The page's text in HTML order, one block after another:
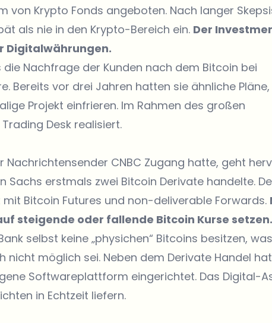
von Krypto Fonds angeboten. Nach langer
als nie in den Krypto-Bereich ein. Der
Digitalwährungen.
Nachfrage der Kunden nach dem Bitcoin bei
Bereits vor drei Jahren hatten sie ähnliche
Projekt einfrieren. Im Rahmen des großen
Desk realisiert.
CNBC Zugang hatte, geht
erstmals zwei Bitcoin Derivate handelte.
Bitcoin Futures und non-deliverable Forwards.
steigende oder fallende Bitcoin Kurse setzen.
selbst keine „physichen“ Bitcoins besitzen,
nicht möglich sei. Neben dem Derivate Handel hat
Softwareplattform eingerichtet. Das Digital-
in Echtzeit liefern.